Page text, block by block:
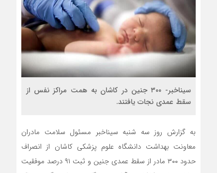
سیناخبر- ۳۰۰ جنین در کاشان به همت مراکز نفس از
سقط عمدی نجات یافتند.
به گزارش روز سه شنبه سیناخبر مسئول سلامت مادران
معاونت بهداشت دانشگاه علوم پزشکی کاشان از انصراف
حدود ۳۰۰ مادر از سقط عمدی جنین و ثبت ۹۱ درصد موفقیت